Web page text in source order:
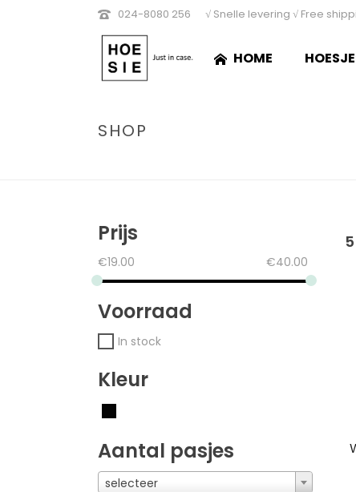
024-8080 256 √ Snelle levering √ Free
HOME
SHOP
5
Prijs
€19.00 €40.00
Voorraad
In stock
Kleur
Aantal pasjes
selecteer